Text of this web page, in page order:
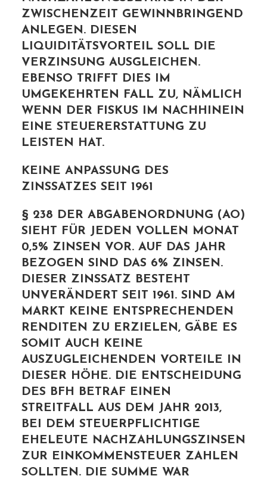
SCHENZEIT GEWINNBRINGEND ANL
EGEN. DIESEN LIQ
UIDITÄTSVORTEIL SOLL DIE VER
ZINSUNG AUSGLEICHEN. EBE
NSO TRIFFT DIES IM UMG
EKEHRTEN FALL ZU, NÄMLICH WEN
N DER FISKUS IM NACHHINEIN EIN
E STEUERERSTATTUNG ZU LEI
STEN HAT.
KEINE ANPASSUNG DES
ZINSSATZES SEIT 1961
§ 238 DER ABGABENORDNUNG (AO)
SIEHT FÜR JEDEN VOLLEN MONAT
0,5% ZINSEN VOR. AUF DAS JAHR
BEZOGEN SIND DAS 6% ZINSEN.
DIESER ZINSSATZ BESTEHT
UNVERÄNDERT SEIT 1961. SIND AM
MARKT KEINE ENTSPRECHENDEN
RENDITEN ZU ERZIELEN, GÄBE ES
SOMIT AUCH KEINE
AUSZUGLEICHENDEN VORTEILE IN
DIESER HÖHE. DIE ENTSCHEIDUNG
DES BFH BETRAF EINEN
STREITFALL AUS DEM JAHR 2013,
BEI DEM STEUERPFLICHTIGE
EHELEUTE NACHZAHLUNGSZINSEN
ZUR EINKOMMENSTEUER ZAHLEN
SOLLTEN. DIE SUMME WAR